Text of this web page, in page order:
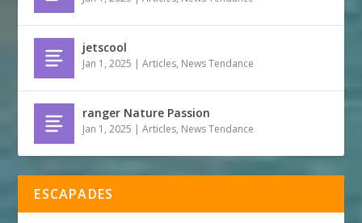
jetscool
Jan 1, 2025 |Articles, News Tendance
ranger Nature Passion
Jan 1, 2025 |Articles, News Tendance
ESCAPADES